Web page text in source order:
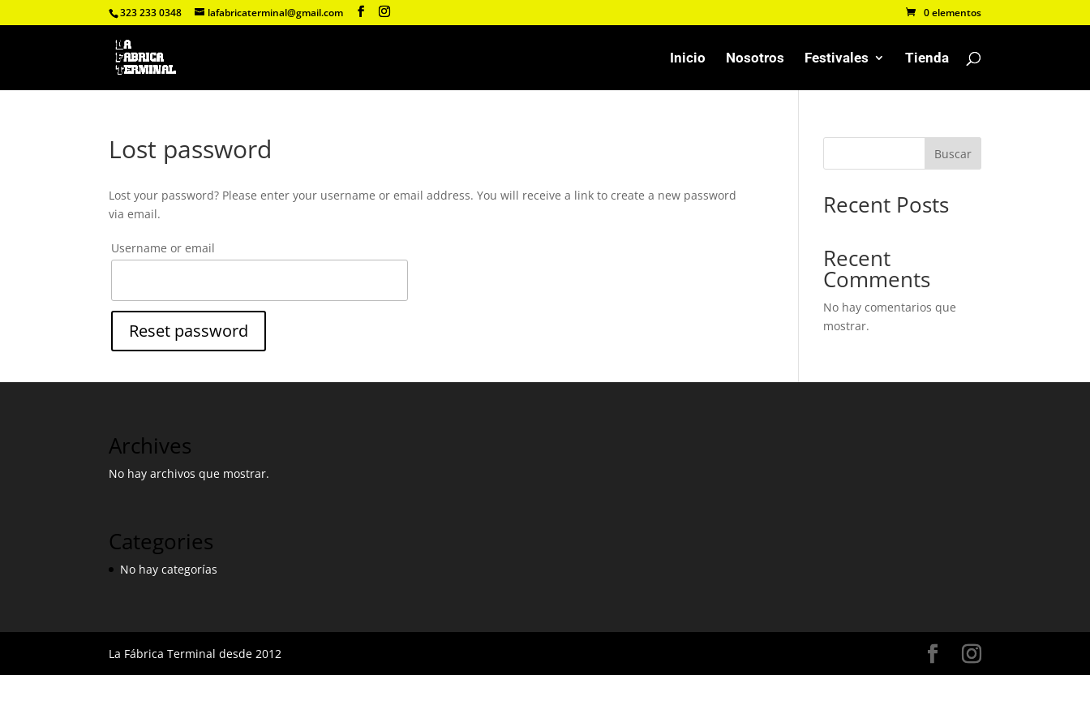
323 233 0348 lafabricaterminal@gmail.com 0 elementos
Inicio Nosotros Festivales Tienda
Lost password
Lost your password? Please enter your username or email address. You will receive a link to create a new password
via email.
Username or email
Reset password
Buscar
Recent Posts
Recent
Comments
No hay comentarios que
mostrar.
Archives
No hay archivos que mostrar.
Categories
No hay categorías
La Fábrica Terminal desde 2012